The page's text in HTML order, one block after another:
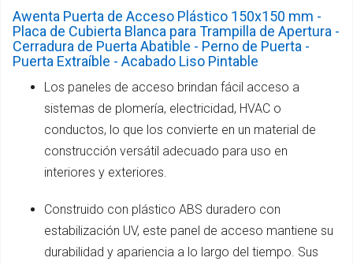
Awenta Puerta de Acceso Plástico 150x150 mm -
Placa de Cubierta Blanca para Trampilla de Apertura -
Cerradura de Puerta Abatible - Perno de Puerta -
Puerta Extraíble - Acabado Liso Pintable
Los paneles de acceso brindan fácil acceso a
sistemas de plomería, electricidad, HVAC o
conductos, lo que los convierte en un material de
construcción versátil adecuado para uso en
interiores y exteriores.
Construido con plástico ABS duradero con
estabilización UV, este panel de acceso mantiene su
durabilidad y apariencia a lo largo del tiempo. Sus